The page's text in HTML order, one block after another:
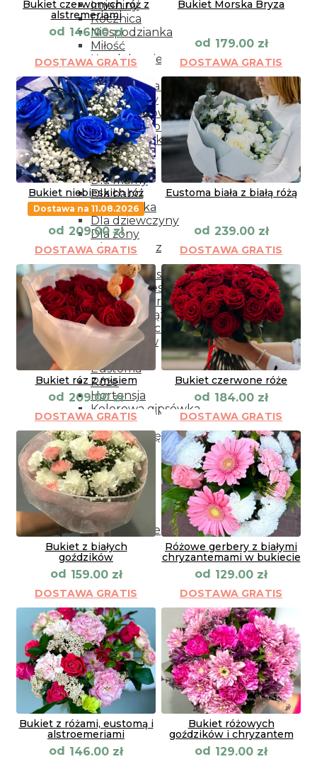
Imieniny
Rocznica
Niespodzianka
Miłość
Kondelencje
Podziękowania
Przeprosiny
Życzenia powrotu do zdrowia
Wianki dekoracyjne
Dodatki do kwiatów
Kwiaty
Dla bliskich
Dla mamy
Dla babci
Dla dziadka
Dla dziewczyny
Dla żony
Dla mężczyzny
Na każdą okazję
Kwiaty w koszyku
Bukiety mieszane
Wianki na drzwi
Wieńce i wiąznki pogrzebowe
Kwiaty doniczkowe
Rodzaje kwiatów
Peonii
Eustoma
Róże
Hortensja
Kolorowa gipsówka
Frezja
Storczyki cięte
Lilii
Alstromeria
Goździki
Gerbery
Tulipany
Kolorowa gipsówka
Wiązanki pogrzebowe
Bukiet czerwonych róż z
alstremeriami
od 146.00zł
DOSTAWA GRATIS
Bukiet Morska Bryza
od 179.00 zł
DOSTAWA GRATIS
Bukiet niebieskich róż
Dostawa na 11.08.2026
od 209.00zł
DOSTAWA GRATIS
Eustoma biała z białą różą
od 239.00 zł
DOSTAWA GRATIS
Bukiet róz z misiem
od 209.00zł
DOSTAWA GRATIS
Bukiet czerwone róże
od 184.00 zł
DOSTAWA GRATIS
Bukiet z białych
goździków
od 159.00 zł
DOSTAWA GRATIS
Różowe gerbery z białymi
chryzantemami w bukiecie
od 129.00 zł
DOSTAWA GRATIS
Bukiet z różami, eustomą i
alstroemeriami
od 146.00 zł
Bukiet różowych
goździków i chryzantem
od 129.00 zł